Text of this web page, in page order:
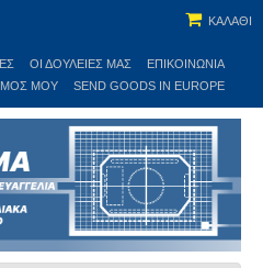
ΚΑΛΑΘΙ
ΟΙ ΔΟΥΛΕΙΈΣ ΜΑΣ
ΕΠΙΚΟΙΝΩΝΊΑ
ΜΟΥ
SEND GOODS IN EUROPE